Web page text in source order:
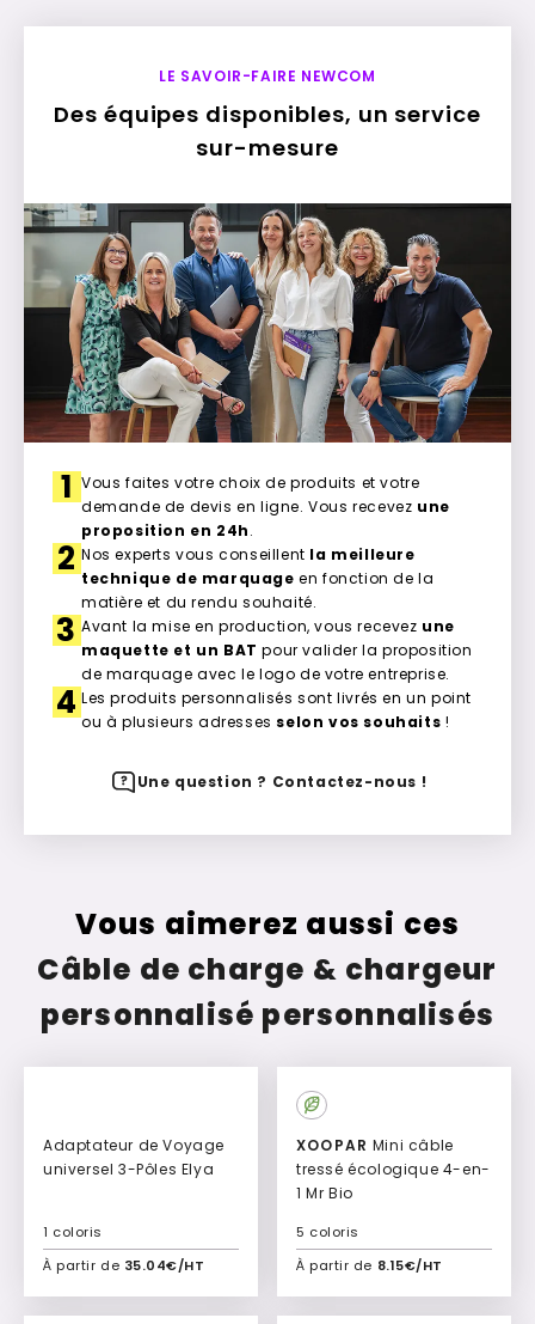
LE SAVOIR-FAIRE NEWCOM
Des équipes disponibles, un service
sur-mesure
1 Vous faites votre choix de produits et votre
demande de devis en ligne. Vous recevez une
proposition en 24h.
2 Nos experts vous conseillent la meilleure
technique de marquage en fonction de la
matière et du rendu souhaité.
3 Avant la mise en production, vous recevez une
maquette et un BAT pour valider la proposition
de marquage avec le logo de votre entreprise.
4 Les produits personnalisés sont livrés en un point
ou à plusieurs adresses selon vos souhaits !
Une question ? Contactez-nous !
Vous aimerez aussi ces
Câble de charge & chargeur
personnalisé personnalisés
Adaptateur de Voyage
universel 3-Pôles Elya
À partir de 35.04€/HT
1 coloris
Ajouter à mon devis
Culte
XOOPAR
tressé écologique 4-en-
1 Mr Bio
À partir de 8.15€/HT
5 coloris
Ajouter à mon devis